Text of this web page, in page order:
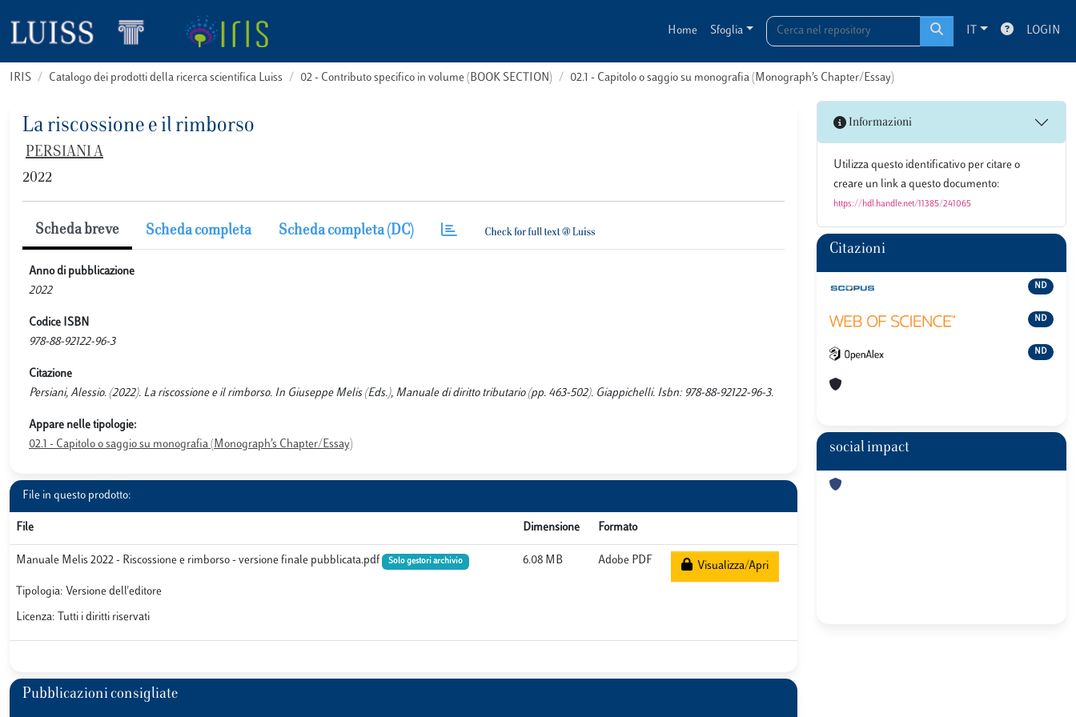
Home Sfoglia IT LOGIN
IRIS Catalogo dei prodotti della ricerca scientifica Luiss 02 - Contributo specifico in volume (BOOK SECTION) 02.1 - Capitolo o saggio su monografia (Monograph’s Chapter/Essay)
La riscossione e il rimborso
PERSIANI A
2022
Scheda breve Scheda completa Scheda completa (DC)
Anno di pubblicazione
2022
Codice ISBN
978-88-92122-96-3
Citazione
Persiani, Alessio. (2022). La riscossione e il rimborso. In Giuseppe Melis (Eds.), Manuale di diritto tributario (pp. 463-502). Giappichelli. Isbn: 978-88-92122-96-3.
Appare nelle tipologie:
02.1 - Capitolo o saggio su monografia (Monograph’s Chapter/Essay)
File in questo prodotto:
File Dimensione Formato
Manuale Melis 2022 - Riscossione e rimborso - versione finale pubblicata.pdf Solo gestori archivio
Tipologia: Versione dell'editore
Licenza: Tutti i diritti riservati
6.08 MB Adobe PDF Visualizza/Apri
Pubblicazioni consigliate
Informazioni
Utilizza questo identificativo per citare o
creare un link a questo documento:
https://hdl.handle.net/11385/241065
Citazioni
ND
ND
ND
social impact